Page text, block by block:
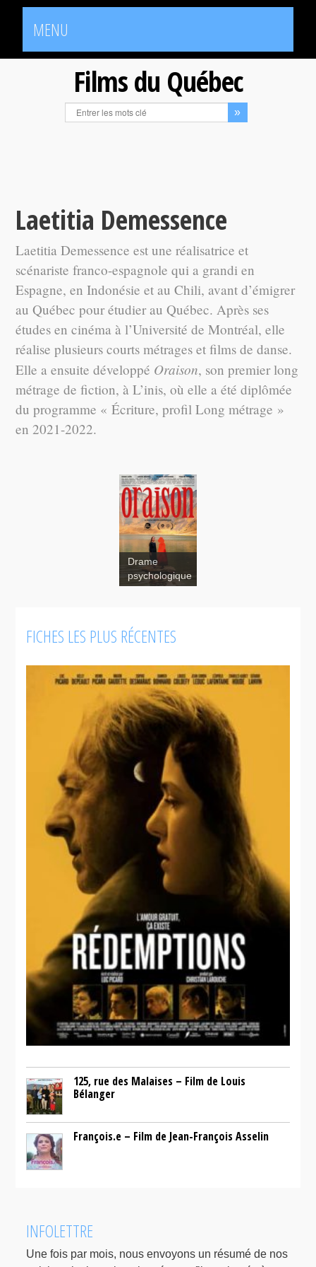
MENU
Films du Québec
Laetitia Demessence
Laetitia Demessence est une réalisatrice et
scénariste franco-espagnole qui a grandi en
Espagne, en Indonésie et au Chili, avant d’émigrer
au Québec pour étudier au Québec. Après ses
études en cinéma à l’Université de Montréal, elle
réalise plusieurs courts métrages et films de danse.
Elle a ensuite développé Oraison, son premier long
métrage de fiction, à L’inis, où elle a été diplômée
du programme « Écriture, profil Long métrage »
en 2021-2022.
Drame
psychologique
FICHES LES PLUS RÉCENTES
125, rue des Malaises – Film de Louis
Bélanger
François.e – Film de Jean-François Asselin
INFOLETTRE
Une fois par mois, nous envoyons un résumé de nos